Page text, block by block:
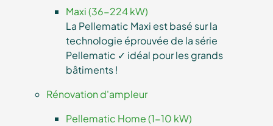
Maxi (36-224 kW)
La Pellematic Maxi est basé sur la
technologie éprouvée de la série
Pellematic ✓ idéal pour les grands
bâtiments !
Rénovation d'ampleur
Pellematic Home (1-10 kW)